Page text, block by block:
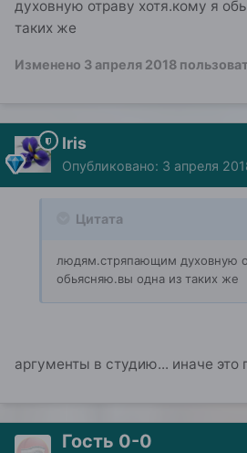
духовную отраву хотя.кому я
таких же
Изменено 3 апреля 2018
Iris
Опубликовано: 3 апреля
Цитата
людям.стряпающим духовную
обьясняю.вы одна из таких же
аргументы в студию... иначе это
Гость 0-0